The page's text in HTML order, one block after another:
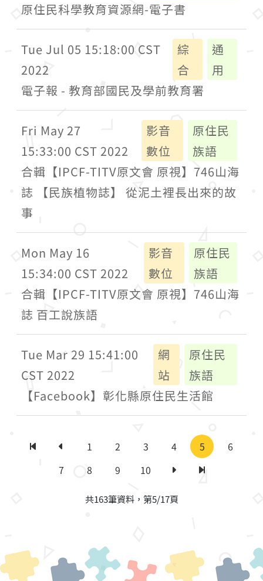
原住民科學教育資源網-電子書
Tue Jul 05 15:18:00 CST
2022
綜
合
通
用
電子報 - 教育部國民及學前教育署
Fri May 27
15:33:00 CST 2022
影音
數位
原住民
族語
合輯【IPCF-TITV原文會 原視】746山海
誌 【民族植物誌】 從泥土裡長出來的故
事
Mon May 16
15:34:00 CST 2022
影音
數位
原住民
族語
合輯【IPCF-TITV原文會 原視】746山海
誌 百工說族語
Tue Mar 29 15:41:00
CST 2022
網
站
原住民
族語
【Facebook】彰化縣原住民生活館
第一頁 上一頁
1 2 3 4 5
6
7
8 9 10
下一頁最後一頁
共163筆資料，第5/17頁